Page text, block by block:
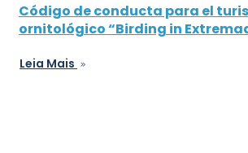
Código de conducta para el
ornitológico “Birding in
Leia Mais